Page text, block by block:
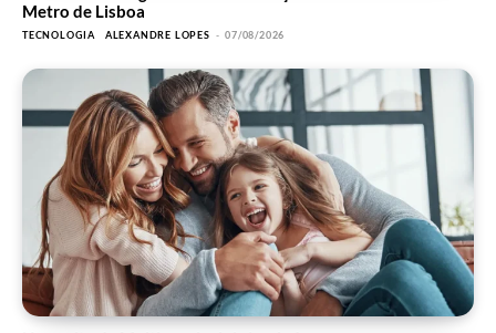
Metro de Lisboa
TECNOLOGIA ALEXANDRE LOPES - 07/08/2026